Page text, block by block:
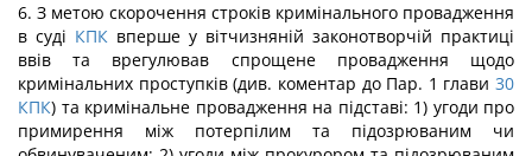
6. З метою скорочення строків кримінального провадження
в суді КПК вперше у вітчизняній законотворчій практиці
ввів та врегулював спрощене провадження щодо
кримінальних проступків (див. коментар до Пар. 1 глави 30
КПК) та кримінальне провадження на підставі: 1) угоди про
примирення між потерпілим та підозрюваним чи